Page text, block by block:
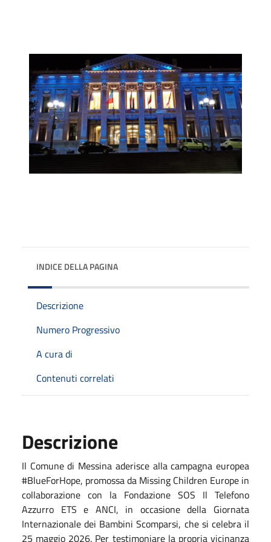
INDICE DELLA PAGINA
Descrizione
Numero Progressivo
A cura di
Contenuti correlati
Descrizione
Il Comune di Messina aderisce alla campagna europea
#BlueForHope, promossa da Missing Children Europe in
collaborazione con la Fondazione SOS Il Telefono
Azzurro ETS e ANCI, in occasione della Giornata
Internazionale dei Bambini Scomparsi, che si celebra il
25 maggio 2026. Per testimoniare la propria vicinanza